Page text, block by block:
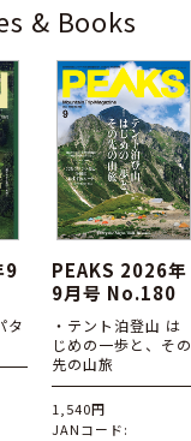
& Books
9
タ
PEAKS 2026年
9月号 No.180
・テント泊登山 は
じめの一歩と、その
先の山旅
1,540円
JANコード: